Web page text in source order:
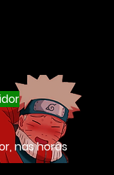
nas horas